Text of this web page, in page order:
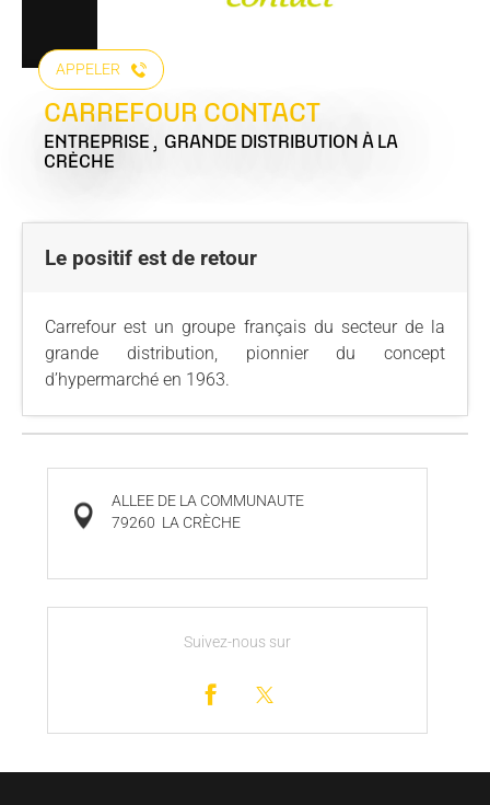
APPELER
CARREFOUR CONTACT
ENTREPRISE , GRANDE DISTRIBUTION À LA
CRÈCHE
Le positif est de retour
Carrefour est un groupe français du secteur de la
grande distribution, pionnier du concept
d’hypermarché en 1963.
ALLEE DE LA COMMUNAUTE
79260 LA CRÈCHE
Suivez-nous sur